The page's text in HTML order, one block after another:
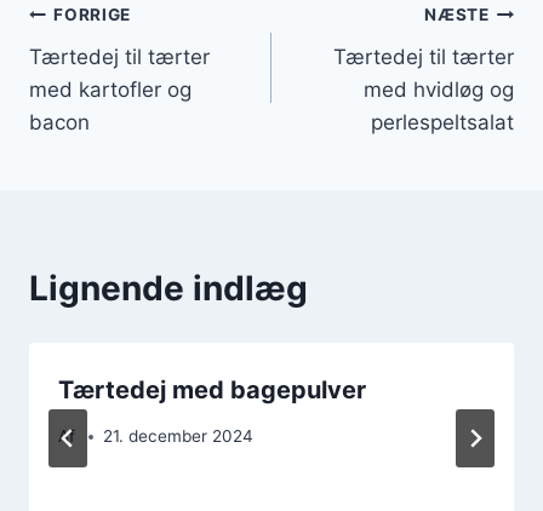
Indlægsnavigation
FORRIGE
Tærtedej til tærter
med kartofler og
bacon
NÆSTE
Tærtedej til tærter
med hvidløg og
perlespeltsalat
Lignende indlæg
Tærtedej med bagepulver
Af 21. december 2024